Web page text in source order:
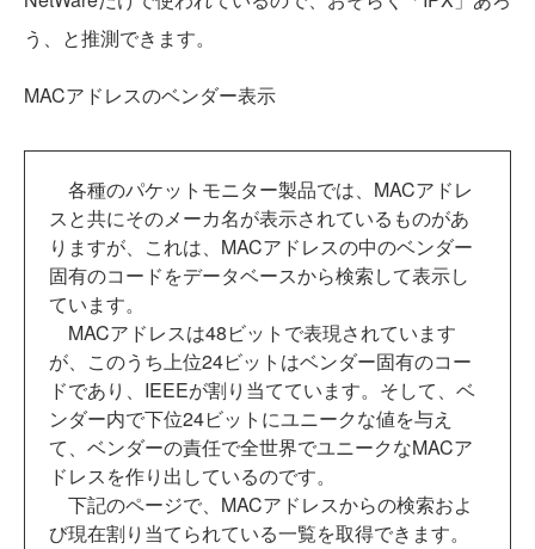
う、と推測できます。
MACアドレスのベンダー表示
各種のパケットモニター製品では、MACアドレ
スと共にそのメーカ名が表示されているものがあ
りますが、これは、MACアドレスの中のベンダー
固有のコードをデータベースから検索して表示し
ています。
MACアドレスは48ビットで表現されています
が、このうち上位24ビットはベンダー固有のコー
ドであり、IEEEが割り当てています。そして、ベ
ンダー内で下位24ビットにユニークな値を与え
て、ベンダーの責任で全世界でユニークなMACア
ドレスを作り出しているのです。
下記のページで、MACアドレスからの検索およ
び現在割り当てられている一覧を取得できます。